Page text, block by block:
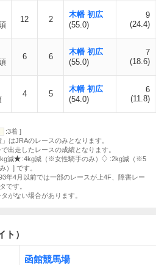
12 2
木幡 初広
(55.0)
9
(24.4)
6 6
木幡 初広
(55.0)
7
(18.6)
4 5
木幡 初広
(54.0)
6
(11.8)
:3着 ]
はJRAのレースのみとなります。
出走したレースの成績となります。
減 :4kg減（※女性騎手のみ）
:2kg減（※5
）] です。
年4月以前では一部のレースが上4F、障害レー
です。
がない場合があります。
）
函館競馬場